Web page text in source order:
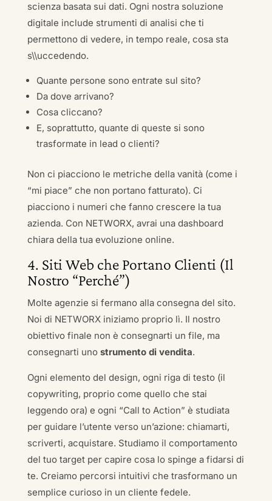
scienza basata sui dati. Ogni nostra soluzione
digitale include strumenti di analisi che ti
permettono di vedere, in tempo reale, cosa sta
s\\uccedendo.
Quante persone sono entrate sul sito?
Da dove arrivano?
Cosa cliccano?
E, soprattutto, quante di queste si sono
trasformate in lead o clienti?
Non ci piacciono le metriche della vanità (come i
“mi piace” che non portano fatturato). Ci
piacciono i numeri che fanno crescere la tua
azienda. Con NETWORX, avrai una dashboard
chiara della tua evoluzione online.
4. Siti Web che Portano Clienti (Il
Nostro “Perché”)
Molte agenzie si fermano alla consegna del sito.
Noi di NETWORX iniziamo proprio lì. Il nostro
obiettivo finale non è consegnarti un file, ma
consegnarti uno strumento di vendita.
Ogni elemento del design, ogni riga di testo (il
copywriting, proprio come quello che stai
leggendo ora) e ogni “Call to Action” è studiata
per guidare l’utente verso un’azione: chiamarti,
scriverti, acquistare. Studiamo il comportamento
del tuo target per capire cosa lo spinge a fidarsi di
te. Creiamo percorsi intuitivi che trasformano un
semplice curioso in un cliente fedele.